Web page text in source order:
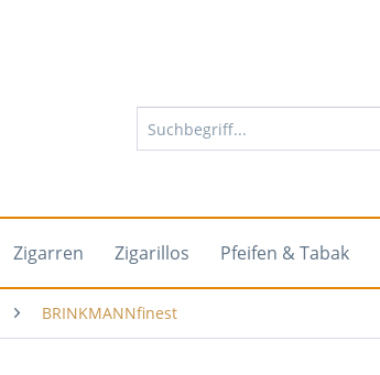
Zigarren Zigarillos Pfeifen & Tabak
BRINKMANNfinest